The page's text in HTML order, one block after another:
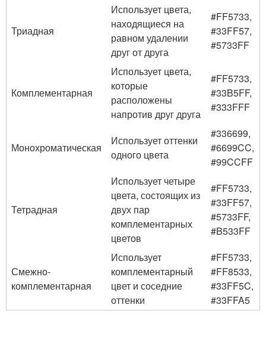
Триадная
Использует цвета,
находящиеся на
равном удалении
друг от друга
#FF5733,
#33FF57,
#5733FF
Комплементарная
Использует цвета,
которые
расположены
напротив друг друга
#FF5733,
#33B5FF,
#333FFF
Монохроматическая
Использует оттенки
одного цвета
#336699,
#6699CC,
#99CCFF
Тетрадная
Использует четыре
цвета, состоящих из
двух пар
комплементарных
цветов
#FF5733,
#33FF57,
#5733FF,
#B533FF
Смежно-
комплементарная
Использует
комплементарный
цвет и соседние
оттенки
#FF5733,
#FF8533,
#33FF5C,
#33FFA5